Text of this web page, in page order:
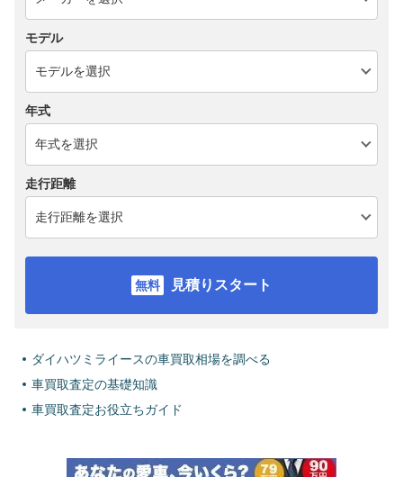
モデル
年式
走行距離
見積りスタート
ダイハツミライースの車買取相場を調べる
車買取査定の基礎知識
車買取査定お役立ちガイド